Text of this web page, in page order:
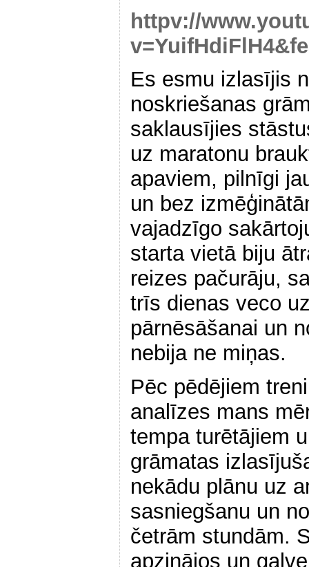
httpv://
Es esmu izlasījis
noskriešanas
saklausījies
uz maratonu
apaviem, pilnīgi
un bez
vajadzīgo
starta vietā biju
reizes pačurāju,
trīs dienas veco
pārnēsāšanai un
nebija ne miņas.
Pēc pēdējiem
analīzes mans
tempa turētājiem
grāmatas
nekādu plānu uz
sasniegšanu un
četrām stundām.
apzinājos un